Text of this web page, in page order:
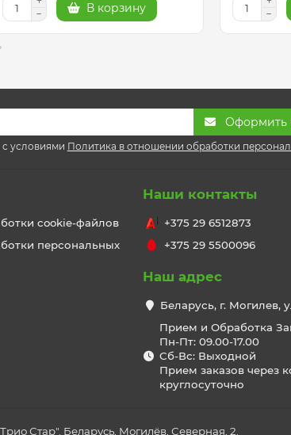
В корзину
Оформить
с условиями Политика в отношении обработки
cookie-файлов
персональных
Наши контакты
+375 29 6512873
+375 29 5500096
Наш адрес
Беларусь, г. Могилев,
Прием и Обработка
Пн-Пт: 09.00-17.00
Сб-Вс: Выходной
Прием заказов через
круглосуточно
Стар". Беларусь, Могилёв, Северная, 2.